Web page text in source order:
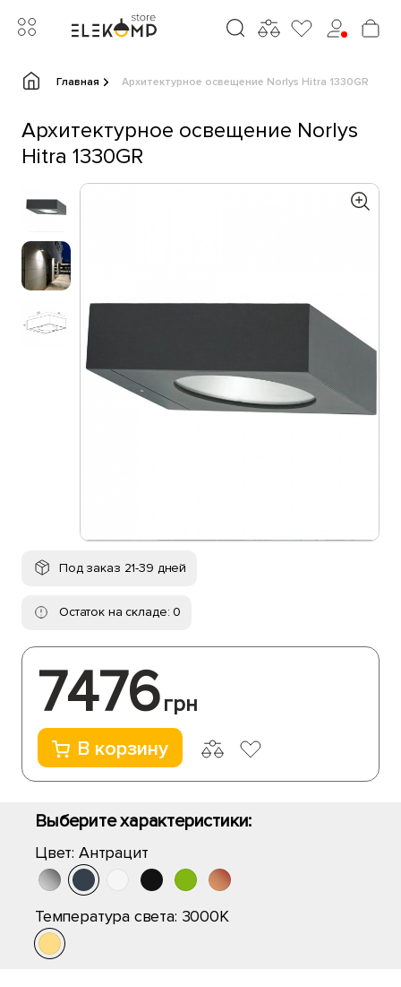
Главная Архитектурное освещение Norlys Hitra 1330GR
Архитектурное освещение Norlys
Hitra 1330GR
Под заказ 21-39 дней
Остаток на складе: 0
7476грн
В корзину
Выберите характеристики:
Цвет: Антрацит
Температура света: 3000K